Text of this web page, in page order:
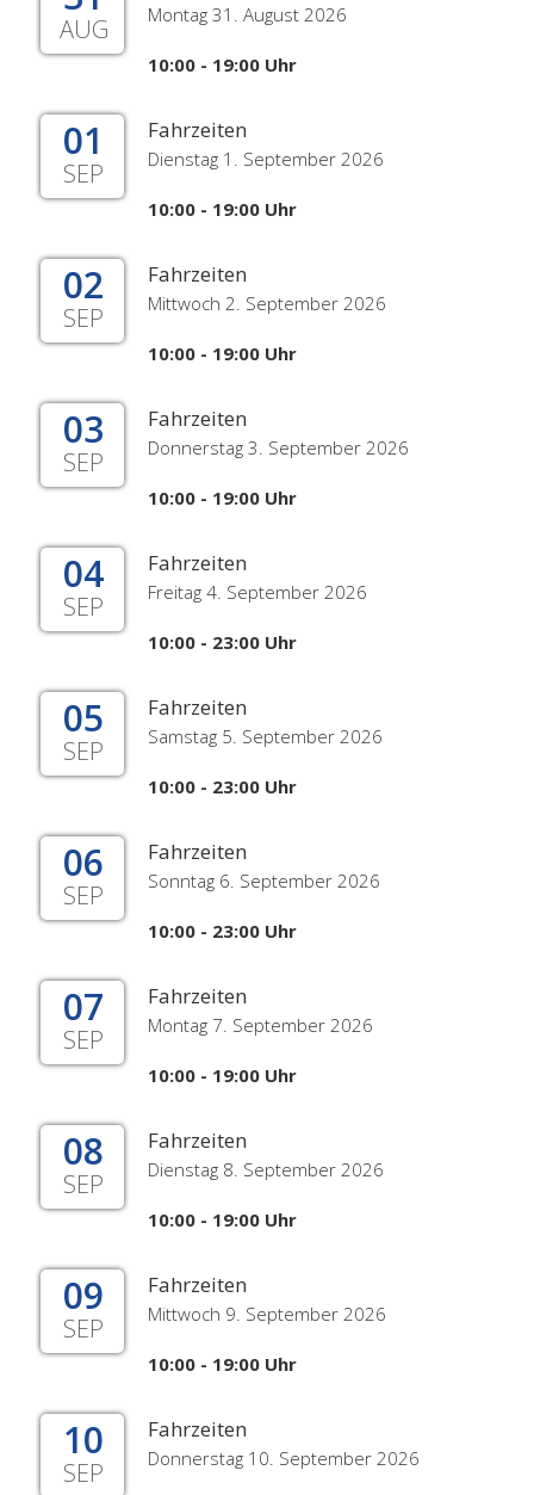
AUG Montag 31. August 2026
10:00 - 19:00 Uhr
01
SEP
Fahrzeiten
Dienstag 1. September 2026
10:00 - 19:00 Uhr
02
SEP
Fahrzeiten
Mittwoch 2. September 2026
10:00 - 19:00 Uhr
03
SEP
Fahrzeiten
Donnerstag 3. September 2026
10:00 - 19:00 Uhr
04
SEP
Fahrzeiten
Freitag 4. September 2026
10:00 - 23:00 Uhr
05
SEP
Fahrzeiten
Samstag 5. September 2026
10:00 - 23:00 Uhr
06
SEP
Fahrzeiten
Sonntag 6. September 2026
10:00 - 23:00 Uhr
07
SEP
Fahrzeiten
Montag 7. September 2026
10:00 - 19:00 Uhr
08
SEP
Fahrzeiten
Dienstag 8. September 2026
10:00 - 19:00 Uhr
09
SEP
Fahrzeiten
Mittwoch 9. September 2026
10:00 - 19:00 Uhr
10
SEP
Fahrzeiten
Donnerstag 10. September 2026